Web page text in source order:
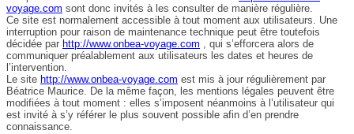
voyage.com sont donc invités à les consulter de manière régulière.
Ce site est normalement accessible à tout moment aux utilisateurs. Une
interruption pour raison de maintenance technique peut être toutefois
décidée par http://www.onbea-voyage.com , qui s’efforcera alors de
communiquer préalablement aux utilisateurs les dates et heures de
l’intervention.
Le site http://www.onbea-voyage.com est mis à jour régulièrement par
Béatrice Maurice. De la même façon, les mentions légales peuvent être
modifiées à tout moment : elles s’imposent néanmoins à l’utilisateur qui
est invité à s’y référer le plus souvent possible afin d’en prendre
connaissance.